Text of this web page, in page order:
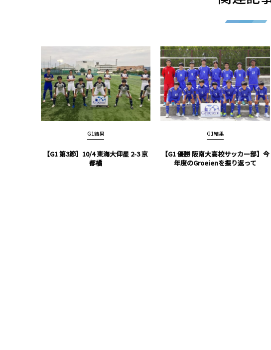
G1結果
【G1 第3節】10/4 東海大仰星 2-3 京
都橘
G1結果
【G1 優勝 阪南大高校サッカー部】今
年度のGroeienを振り返って